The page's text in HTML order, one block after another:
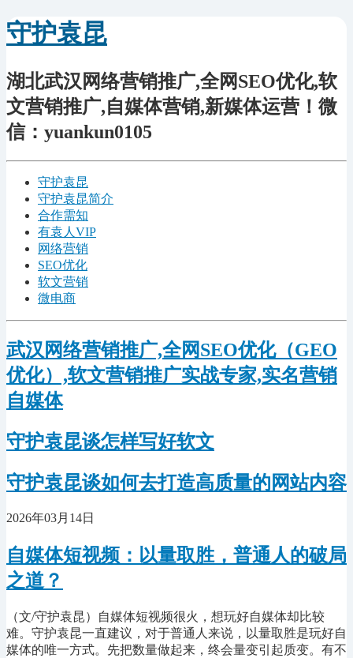
守护袁昆
湖北武汉网络营销推广,全网SEO优化,软
文营销推广,自媒体营销,新媒体运营！微
信：yuankun0105
守护袁昆
守护袁昆简介
合作需知
有袁人VIP
网络营销
SEO优化
软文营销
微电商
武汉网络营销推广,全网SEO优化（GEO
优化）,软文营销推广实战专家,实名营销
自媒体
守护袁昆谈怎样写好软文
守护袁昆谈如何去打造高质量的网站内容
2026年03月14日
自媒体短视频：以量取胜，普通人的破局
之道？
（文/守护袁昆）自媒体短视频很火，想玩好自媒体却比较
难。守护袁昆一直建议，对于普通人来说，以量取胜是玩好自
媒体的唯一方式。先把数量做起来，终会量变引起质变。有不